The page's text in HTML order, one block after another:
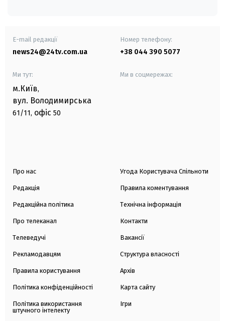
E-mail редакції
news24@24tv.com.ua
Номер телефону:
+38 044 390 5077
Ми тут:
м.Київ,
вул. Володимирська
61/11, офіс 50
Ми в соцмережах:
Про нас
Редакція
Редакційна політика
Про телеканал
Телеведучі
Рекламодавцям
Правила користування
Політика конфіденційності
Політика використання
штучного інтелекту
Угода Користувача Спільноти
Правила коментування
Технічна інформація
Контакти
Вакансії
Структура власності
Архів
Карта сайту
Ігри